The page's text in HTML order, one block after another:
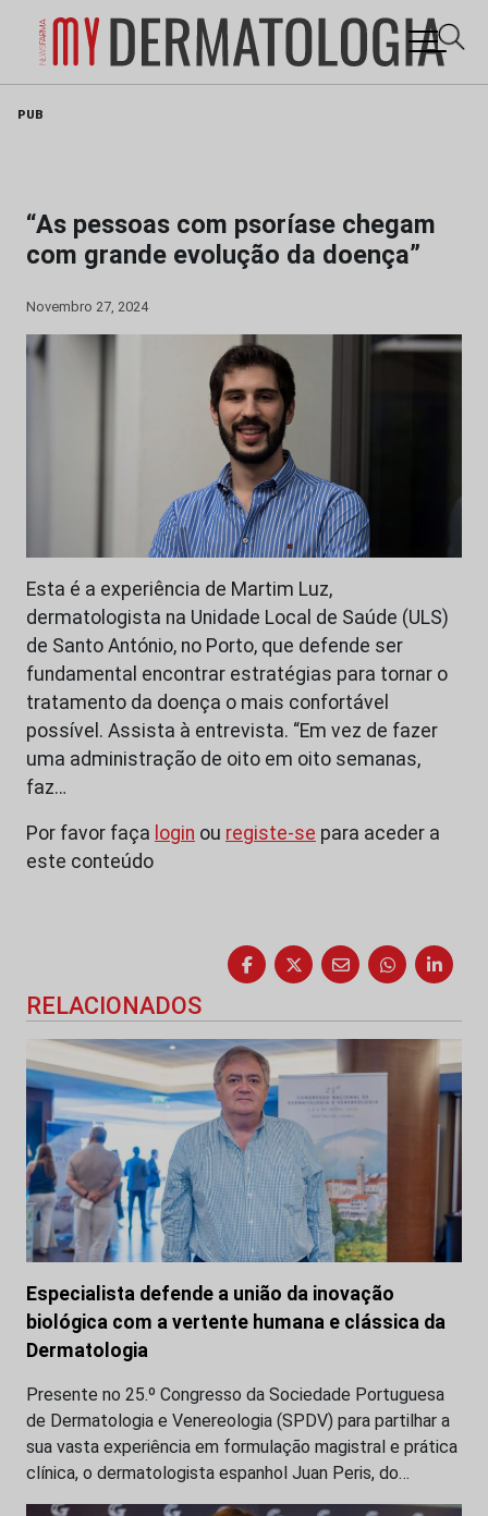
PUB
“As pessoas com psoríase chegam
com grande evolução da doença”
Novembro 27, 2024
Esta é a experiência de Martim Luz,
dermatologista na Unidade Local de Saúde (ULS)
de Santo António, no Porto, que defende ser
fundamental encontrar estratégias para tornar o
tratamento da doença o mais confortável
possível. Assista à entrevista. “Em vez de fazer
uma administração de oito em oito semanas,
faz…
Por favor faça login ou registe-se para aceder a
este conteúdo
RELACIONADOS
Especialista defende a união da inovação
biológica com a vertente humana e clássica da
Dermatologia
Presente no 25.º Congresso da Sociedade Portuguesa
de Dermatologia e Venereologia (SPDV) para partilhar a
sua vasta experiência em formulação magistral e prática
clínica, o dermatologista espanhol Juan Peris, do…